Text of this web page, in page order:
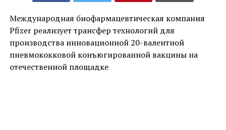
Международная биофармацевтическая компания
Pfizer реализует трансфер технологий для
производства инновационной 20-валентной
пневмококковой конъюгированной вакцины на
отечественной площадке